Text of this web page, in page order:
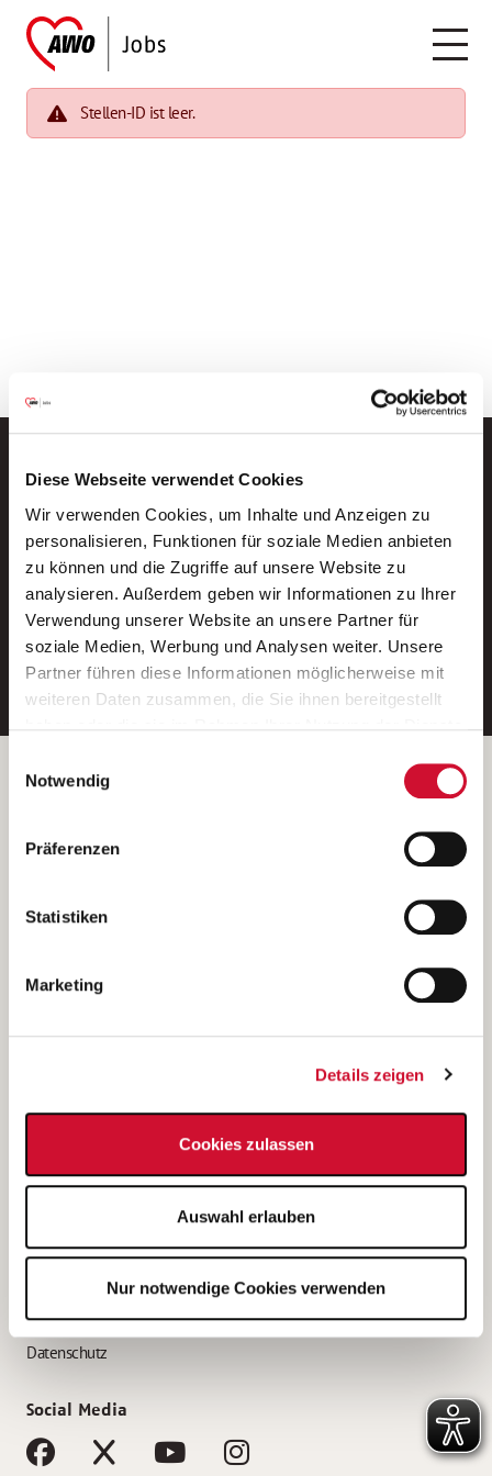
Diese Webseite verwendet Cookies
Wir verwenden Cookies, um Inhalte und Anzeigen zu
personalisieren, Funktionen für soziale Medien anbieten
zu können und die Zugriffe auf unsere Website zu
analysieren. Außerdem geben wir Informationen zu Ihrer
Verwendung unserer Website an unsere Partner für
soziale Medien, Werbung und Analysen weiter. Unsere
Partner führen diese Informationen möglicherweise mit
weiteren Daten zusammen, die Sie ihnen bereitgestellt
Wenn Sie auf „Cookies zulassen“ klicken, so stimmen
Sie der Speicherung sämtlicher Cookies zu. Sie können
Ihre Einwilligung selbstverständlich jederzeit widerrufen,
indem Sie die Cookie-Einstellungen aufrufen und diese
unsererDatenschutzerklärung
Notwendig
Präferenzen
Statistiken
Marketing
Details zeigen
Cookies zulassen
Auswahl erlauben
Nur notwendige Cookies verwenden
Stellen-ID ist leer.
Neue Stellen per E-Mail.
Ein kostenloser Service von AWO
Jobs.
E-Mail-Adresse eintragen
Betreiber der Webseite
Kantstraße 45a
(Ein Tochterunternehmen des AWO Bezirksverbandes Unterfranken
e.V.)
Bewerbung als Altenpflegehelfer*in
Bewerbung als Erzieher*in
AWO Gliederungen nach Bundesland
Impressum
Datenschutz
Social Media